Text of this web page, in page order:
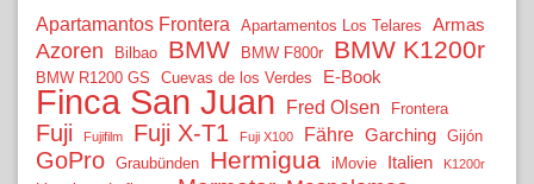
Apartamantos Frontera Apartamentos Los Telares Armas
Azoren Bilbao BMW BMW F800r BMW K1200r
BMW R1200 GS Cuevas de los Verdes E-Book
Finca San Juan Fred Olsen Frontera
Fuji Fujifilm Fuji X-T1 Fuji X100 Fähre Garching Gijón
GoPro Graubünden Hermigua iMovie Italien K1200r